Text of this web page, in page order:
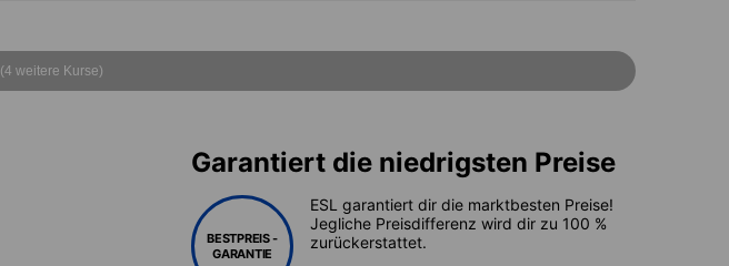
(4 weitere Kurse)
Garantiert die niedrigsten Preise
BESTPREIS -
GARANTIE
ESL garantiert dir die marktbesten Preise!
Jegliche Preisdifferenz wird dir zu 100 %
zurückerstattet.